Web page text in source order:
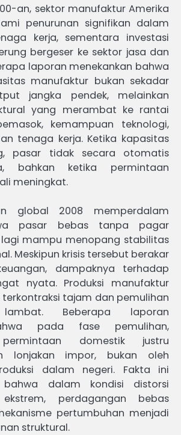
an, sektor manufaktur Amerika
penurunan signifikan dalam
kerja, sementara investasi
bergeser ke sektor jasa dan
laporan menekankan bahwa
manufaktur bukan sekadar
jangka pendek, melainkan
yang merambat ke rantai
kemampuan teknologi,
tenaga kerja. Ketika kapasitas
pasar tidak secara otomatis
bahkan ketika permintaan
meningkat.
global 2008 memperdalam
pasar bebas tanpa pagar
mampu menopang stabilitas
Meskipun krisis tersebut berakar
dampaknya terhadap
nyata. Produksi manufaktur
terkontraksi tajam dan pemulihan
lambat. Beberapa laporan
pada fase pemulihan,
domestik justru
lonjakan impor, bukan oleh
dalam negeri. Fakta ini
bahwa dalam kondisi distorsi
perdagangan bebas
pertumbuhan menjadi
struktural.